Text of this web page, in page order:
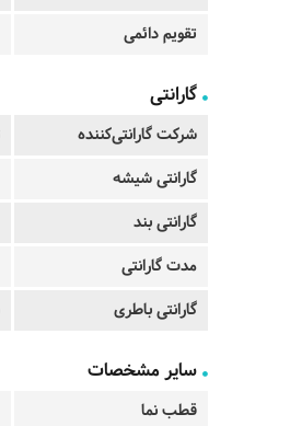
تقویم دائمی
گارانتی
شرکت گارانتی‌کننده
گارانتی شیشه
گارانتی بند
مدت گارانتی
گارانتی باطری
سایر مشخصات
قطب نما